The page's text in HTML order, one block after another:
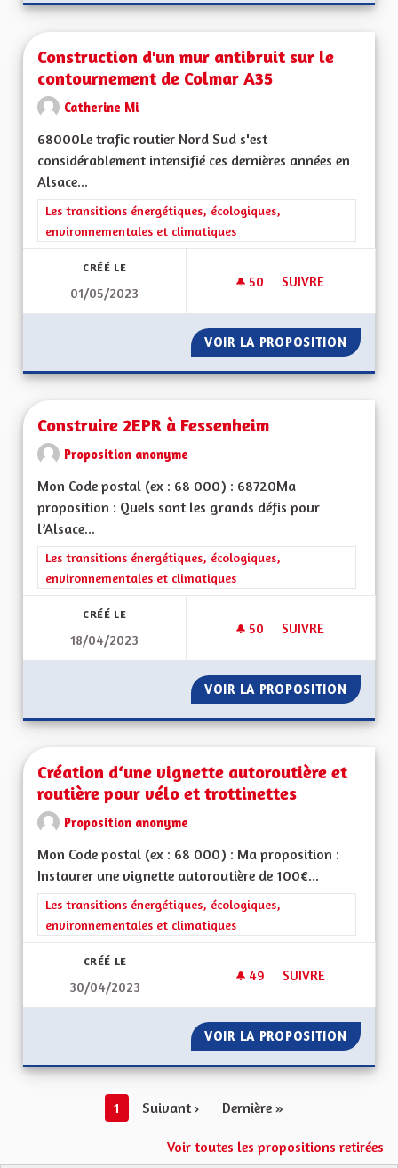
Construction d'un mur antibruit sur le
contournement de Colmar A35
Catherine Mi
68000Le trafic routier Nord Sud s'est
considérablement intensifié ces dernières années en
Alsace...
Filtrer les résultats de la catégorie : Les transitions
Les transitions énergétiques, écologiques,
environnementales et climatiques
CRÉÉ LE
01/05/2023
50 50 ABONNÉS
SUIVRE
VOIR LA PROPOSITION
Construire 2EPR à Fessenheim
Proposition anonyme
Mon Code postal (ex : 68 000) : 68720Ma
proposition : Quels sont les grands défis pour
l’Alsace...
Filtrer les résultats de la catégorie : Les transitions
Les transitions énergétiques, écologiques,
environnementales et climatiques
CRÉÉ LE
18/04/2023
50 50 ABONNÉS
SUIVRE
VOIR LA PROPOSITION
Création d‘une vignette autoroutière et
routière pour vélo et trottinettes
Proposition anonyme
Mon Code postal (ex : 68 000) : Ma proposition :
Instaurer une vignette autoroutière de 100€...
Filtrer les résultats de la catégorie : Les transitions
Les transitions énergétiques, écologiques,
environnementales et climatiques
CRÉÉ LE
30/04/2023
49 49 ABONNÉS
SUIVRE
VOIR LA PROPOSITION
1 Suivant › Dernière »
Voir toutes les propositions retirées